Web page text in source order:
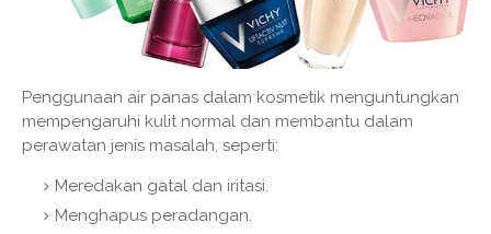
Penggunaan air panas dalam kosmetik menguntungkan
mempengaruhi kulit normal dan membantu dalam
perawatan jenis masalah, seperti:
Meredakan gatal dan iritasi.
Menghapus peradangan.